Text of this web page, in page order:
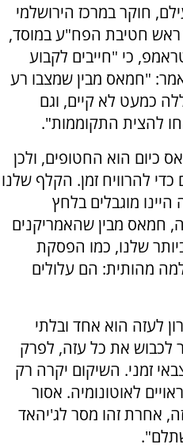
חוקר במרכז הירושלמי
ראש חטיבת הפח"ע במוסד,
כי "חייבים לקבוע
"חמאס מבין שמצבו רע
כמעט לא קיים, וגם
להצית התקוממות".
כיום הוא החטופים, ולכן
להרוויח זמן. הקלף שלנו
מוגבלים בלחץ
חמאס מבין שהאמריקנים
שלנו, כמו הפסקת
מהותית: הם עלולים
לעזה הוא אחד ובלתי
לכבוש את כל עזה, לפרק
זמני. השיקום יקרה רק
לאוטונומיה. אסור
אחרת זהו מסר לג'יהאד